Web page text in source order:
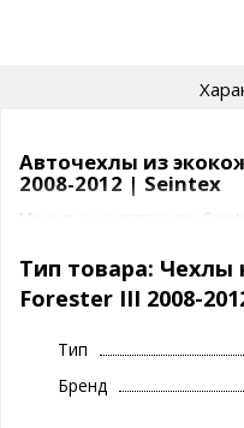
Авточехлы из
2008-2012 | Seintex
Модельные авточехлы
выгодная альтернатива
Изготавливают их на
индивидуальным лекалам
(если есть), к примеру
специальные крепления
Тип товара: Чехлы
Forester III 2008-
Тип
Бренд